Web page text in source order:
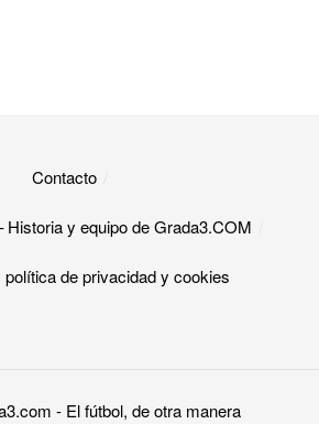
Contacto
y equipo de Grada3.COM
de privacidad y cookies​
- El fútbol, de otra manera